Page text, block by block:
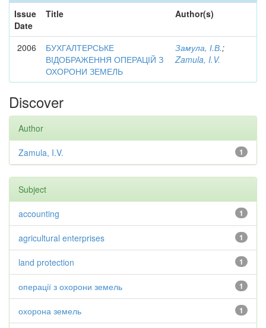
Issue
Date
Title Author(s)
2006
БУХГАЛТЕРСЬКЕ
ВІДОБРАЖЕННЯ ОПЕРАЦІЙ З
ОХОРОНИ ЗЕМЕЛЬ
Замула, І.В.;
Zamula, I.V.
Discover
Author
1
Zamula, I.V.
Subject
1
accounting
1
agricultural enterprises
1
land protection
1
операції з охорони земель
1
охорона земель